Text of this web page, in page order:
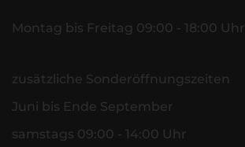
Montag bis Freitag 09:00 - 18:00 Uhr
zusätzliche Sonderöffnungszeiten
Juni bis Ende September
samstags 09:00 - 14:00 Uhr